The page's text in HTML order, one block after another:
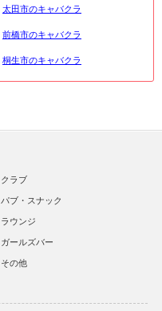
太田市のキャバクラ
前橋市のキャバクラ
桐生市のキャバクラ
クラブ
パブ・スナック
ラウンジ
ガールズバー
その他